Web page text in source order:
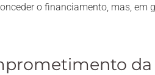
o financiamento, mas, em